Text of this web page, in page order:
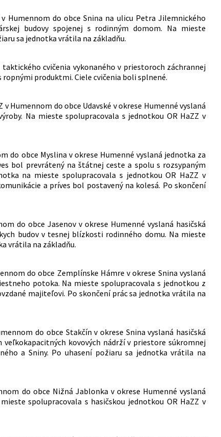
Humennom do obce Snina na ulicu Petra Jilemnického
budovy spojenej s rodinným domom. Na mieste
sa jednotka vrátila na základňu.
cvičenia vykonaného v priestoroch záchrannej
produktmi. Ciele cvičenia boli splnené.
Humennom do obce Udavské v okrese Humenné vyslaná
Na mieste spolupracovala s jednotkou OR HaZZ v
do obce Myslina v okrese Humenné vyslaná jednotka za
bol prevrátený na štátnej ceste a spolu s rozsypaným
na mieste spolupracovala s jednotkou OR HaZZ v
a príves bol postavený na kolesá. Po skončení
do obce Jasenov v okrese Humenné vyslaná hasičská
budov v tesnej blízkosti rodinného domu. Na mieste
vrátila na základňu.
do obce Zemplínske Hámre v okrese Snina vyslaná
potoka. Na mieste spolupracovala s jednotkou z
majiteľovi. Po skončení prác sa jednotka vrátila na
do obce Stakčín v okrese Snina vyslaná hasičská
kovových nádrží v priestore súkromnej
a Sniny. Po uhasení požiaru sa jednotka vrátila na
do obce Nižná Jablonka v okrese Humenné vyslaná
spolupracovala s hasičskou jednotkou OR HaZZ v